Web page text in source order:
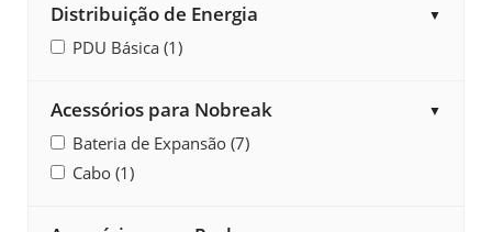
Distribuição de Energia ▼
PDU Básica (1)
Acessórios para Nobreak ▼
Bateria de Expansão (7)
Cabo (1)